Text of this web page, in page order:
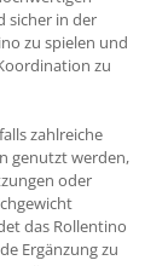
sicher in der
zu spielen und
zu
zahlreiche
genutzt werden,
oder
das Rollentino
Ergänzung zu